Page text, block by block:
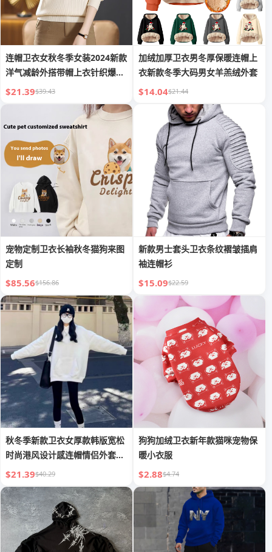
连帽卫衣女秋冬季女装2024新款
洋气减龄外搭带帽上衣针织爆款
帽衫
$21.39$39.43
加绒加厚卫衣男冬厚保暖连帽上
衣新款冬季大码男女羊羔绒外套
$14.04$21.44
宠物定制卫衣长袖秋冬猫狗来图
定制
$85.56$156.86
新款男士套头卫衣条纹褶皱插肩
袖连帽衫
$15.09$22.59
秋冬季新款卫衣女厚款韩版宽松
时尚港风设计感连帽情侣外套
ins潮
$21.39$40.29
狗狗加绒卫衣新年款猫咪宠物保
暖小衣服
$2.88$4.74